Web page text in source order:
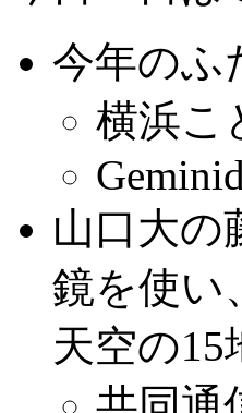
今年のふ
横浜こ
山口大の
鏡を使い
天空の15